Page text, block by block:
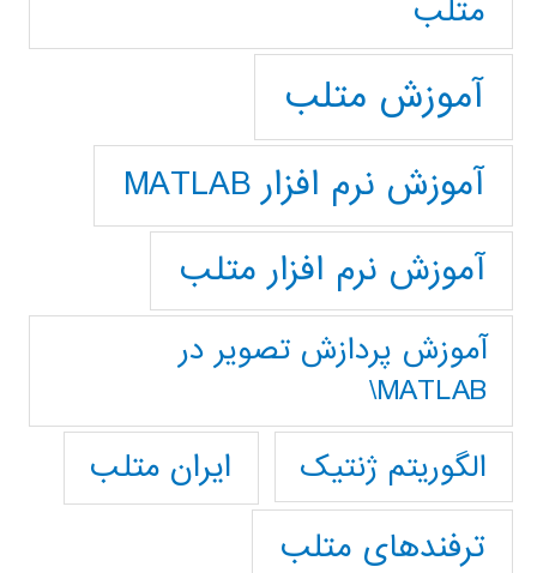
متلب
آموزش متلب
آموزش نرم افزار MATLAB
آموزش نرم افزار متلب
آموزش پردازش تصوير در
MATLAB\
الگوریتم ژنتیک
ایران متلب
ترفندهای متلب